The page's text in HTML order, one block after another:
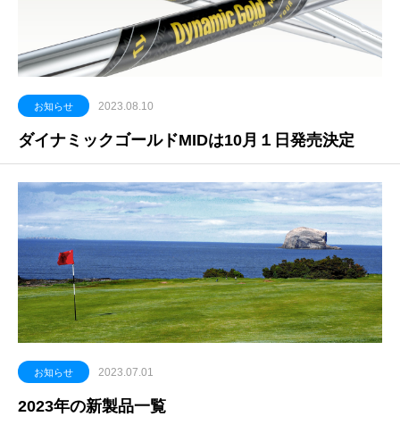
お知らせ 2023.08.10
ダイナミックゴールドMIDは10月１日発売決定
お知らせ 2023.07.01
2023年の新製品一覧